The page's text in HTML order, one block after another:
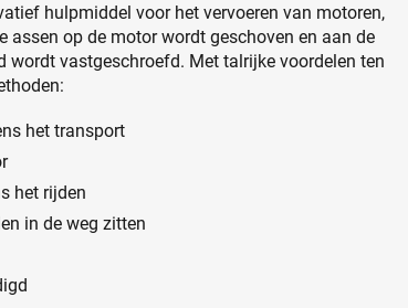
hulpmiddel voor het vervoeren van motoren,
assen op de motor wordt geschoven en aan de
wordt vastgeschroefd. Met talrijke voordelen ten
het transport
het rijden
in de weg zitten